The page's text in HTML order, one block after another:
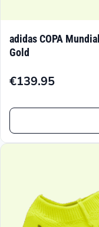
adidas COPA
Gold
€139.95
Dieses
Produkt
Varianten
auf.